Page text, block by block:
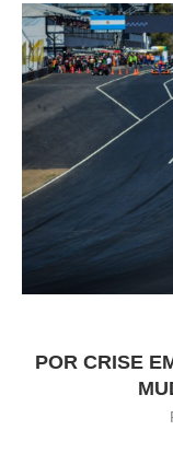
POR CRISE